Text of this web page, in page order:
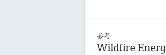
参考
Wildfire